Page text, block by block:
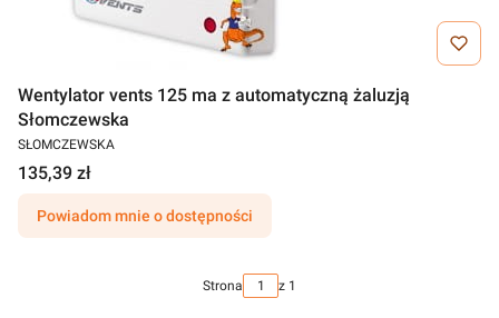
Wentylator vents 125 ma z automatyczną żaluzją
Słomczewska
SŁOMCZEWSKA
135,39 zł
Powiadom mnie o dostępności
Strona z 1